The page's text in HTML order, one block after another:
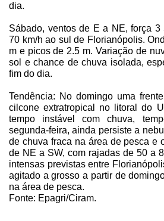
dia.
Sábado, ventos de E a NE, força 3
70 km/h ao sul de Florianópolis.
m e picos de 2.5 m. Variação de
sol e chance de chuva isolada,
fim do dia.
Tendência: No domingo uma
cilcone extratropical no litoral do
tempo instável com chuva,
segunda-feira, ainda persiste a
de chuva fraca na área de pesca e
de NE a SW, com rajadas de 50 a
intensas previstas entre
agitado a grosso a partir de
na área de pesca.
Fonte: Epagri/Ciram.